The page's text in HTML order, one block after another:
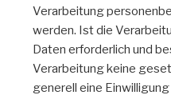
Verarbeitung
werden. Ist die
Daten erforderlich und
Verarbeitung keine
generell eine